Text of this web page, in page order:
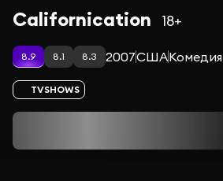
Californication
18+
8.9 8.1 8.3 2007СШАКомедия
TVSHOWS